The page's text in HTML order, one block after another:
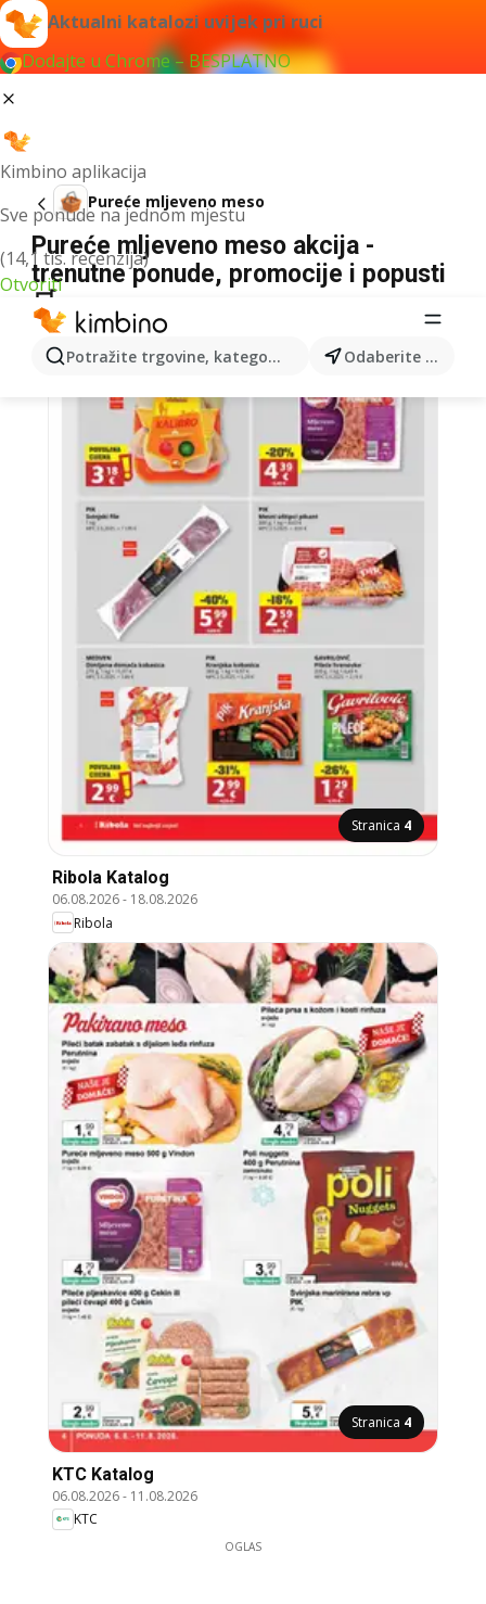
Aktualni katalozi uvijek pri ruci
Dodajte u Chrome – BESPLATNO
Kimbino aplikacija
Sve ponude na jednom mjestu
(14,1 tis. recenzija)
Otvoriti
Potražite trgovine, kategorije, proizvode... Odaberite grad
Pureće mljeveno meso
Pureće mljeveno meso akcija -
trenutne ponude, promocije i popusti
🛒
Stranica 4
Ribola Katalog
06.08.2026- 18.08.2026
Ribola
Stranica 4
KTC Katalog
06.08.2026- 11.08.2026
KTC
OGLAS